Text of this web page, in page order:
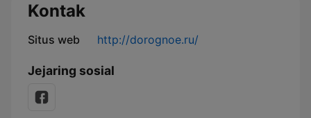
Kontak
Situs web http://dorognoe.ru/
Jejaring sosial